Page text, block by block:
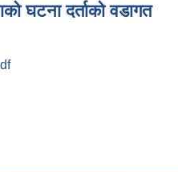
घटना दर्ताको वडागत